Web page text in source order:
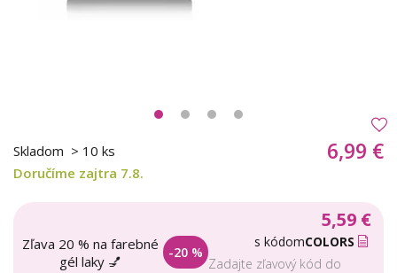
Skladom > 10 ks
Doručíme zajtra 7.8.
6,99 €
Zľava 20 % na farebné
gél laky 💅
-20 %
5,59 €
s kódomCOLORS
Zadajte zľavový kód do